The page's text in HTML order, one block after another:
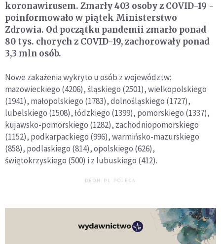
koronawirusem. Zmarły 403 osoby z COVID-19 -
poinformowało w piątek Ministerstwo
Zdrowia. Od początku pandemii zmarło ponad
80 tys. chorych z COVID-19, zachorowały ponad
3,3 mln osób.
Nowe zakażenia wykryto u osób z województw:
mazowieckiego (4206), śląskiego (2501), wielkopolskiego
(1941), małopolskiego (1783), dolnośląskiego (1727),
lubelskiego (1508), łódzkiego (1399), pomorskiego (1337),
kujawsko-pomorskiego (1282), zachodniopomorskiego
(1152), podkarpackiego (996), warmińsko-mazurskiego
(858), podlaskiego (814), opolskiego (626),
świętokrzyskiego (500) i z lubuskiego (412).
DEON.PL POLECA